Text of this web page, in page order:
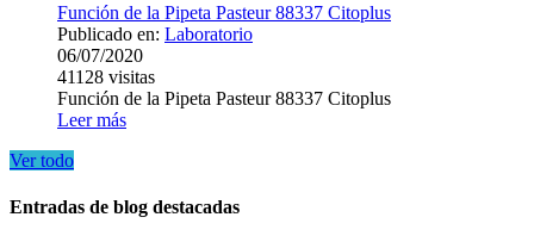
Función de la Pipeta Pasteur 88337 Citoplus
Publicado en: Laboratorio
06/07/2020
41128 visitas
Función de la Pipeta Pasteur 88337 Citoplus
Leer más
Ver todo
Entradas de blog destacadas